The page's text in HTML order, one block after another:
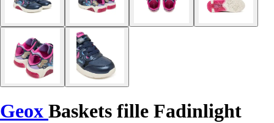
Geox Baskets fille Fadinlight